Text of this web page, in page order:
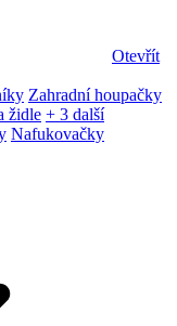
Otevřít
Zahradní houpačky
židle + 3 další
Nafukovačky